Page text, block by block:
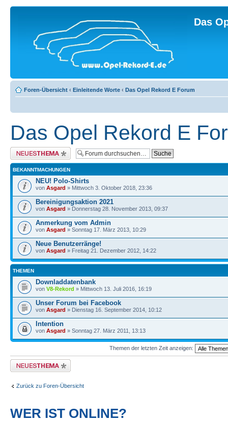
Das
Foren-Übersicht ‹ Einleitende Worte ‹ Das Opel Rekord E Forum
Das Opel Rekord E
Neues Thema erstellen
BEKANNTMACHUNGEN
NEU! Polo-Shirts
von Asgard » Mittwoch 3. Oktober 2018, 23:36
Bereinigungsaktion 2021
von Asgard » Donnerstag 28. November 2013, 09:37
Anmerkung vom Admin
von Asgard » Sonntag 17. März 2013, 10:29
Neue Benutzerränge!
von Asgard » Freitag 21. Dezember 2012, 14:22
THEMEN
Downladdatenbank
von V8-Rekord » Mittwoch 13. Juli 2016, 16:19
Unser Forum bei Facebook
von Asgard » Dienstag 16. September 2014, 10:12
Intention
von Asgard » Sonntag 27. März 2011, 13:13
Themen der letzten Zeit anzeigen:
Neues Thema erstellen
Zurück zu Foren-Übersicht
WER IST ONLINE?